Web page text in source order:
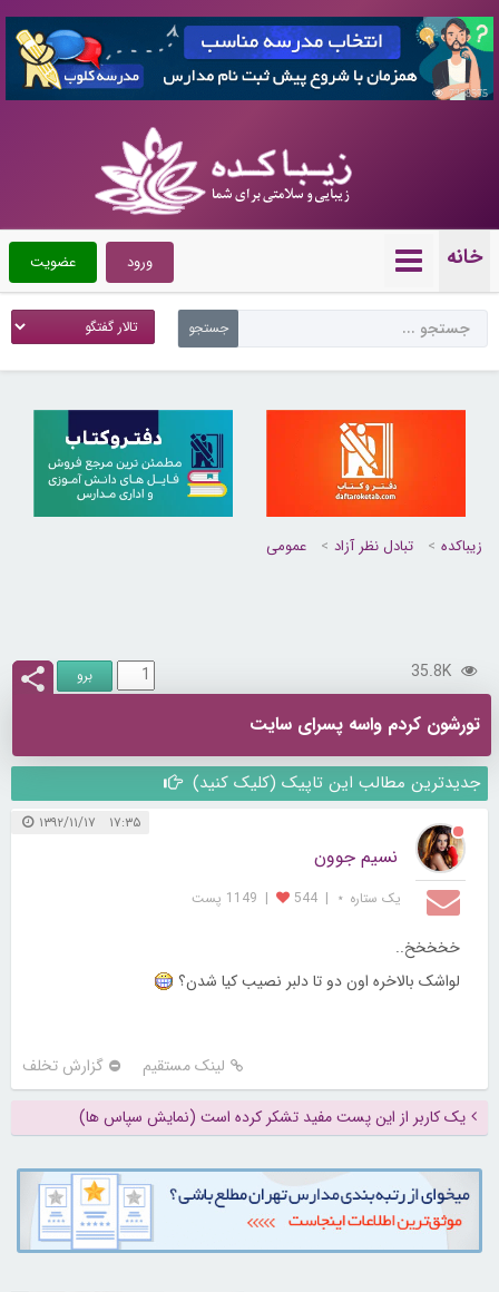
7358575
خانه عضویت ورود
زیباکده تبادل نظر آزاد عمومی
35.8K
تورشون کردم واسه پسرای سایت
جدیدترین مطالب این تاپیک (کلیک کنید)
۱۷:۳۵ ۱۳۹۲/۱۱/۱۷
نسیم جوون
یک ستاره ⋆ |
544
| 1149 پست
خخخخخ..
لواشک بالاخره اون دو تا دلبر نصیب کیا شدن؟
لینک مستقیم گزارش تخلف
یک کاربر از این پست مفید تشکر کرده است (نمایش سپاس ها)